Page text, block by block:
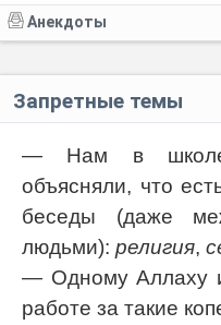
Анекдоты
Запретные темы
— Нам в школе
объясняли, что
беседы (даже
людьми): религия,
— Одному Аллаху
работе за такие